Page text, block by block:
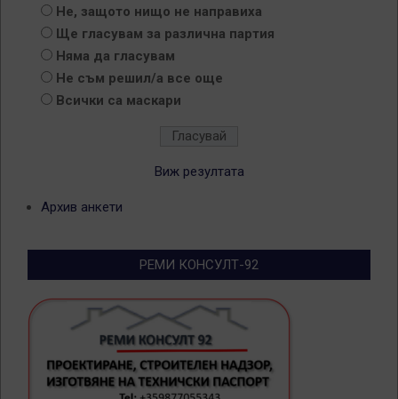
Не, защото нищо не направиха
Ще гласувам за различна партия
Няма да гласувам
Не съм решил/а все още
Всички са маскари
Виж резултата
Архив анкети
РЕМИ КОНСУЛТ-92